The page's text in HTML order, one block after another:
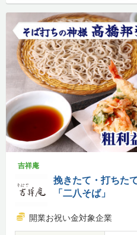
吉祥庵
挽きたて・打ちた
「二八そば」
開業お祝い金対象企業